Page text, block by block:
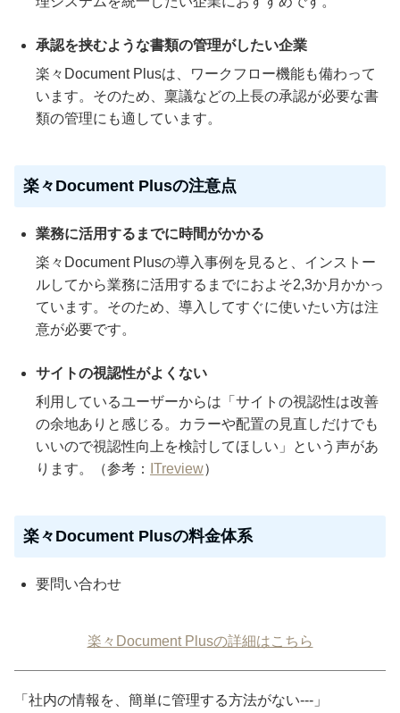
承認を挟むような書類の管理がしたい企業
楽々Document Plusは、ワークフロー機能も備わって
います。そのため、稟議などの上長の承認が必要な書
類の管理にも適しています。
楽々Document Plusの注意点
業務に活用するまでに時間がかかる
楽々Document Plusの導入事例を見ると、インストー
ルしてから業務に活用するまでにおよそ2,3か月かかっ
ています。そのため、導入してすぐに使いたい方は注
意が必要です。
サイトの視認性がよくない
利用しているユーザーからは「サイトの視認性は改善
の余地ありと感じる。カラーや配置の見直しだけでも
いいので視認性向上を検討してほしい」という声があ
ります。（参考：
ITreview）
楽々Document Plusの料金体系
要問い合わせ
楽々Document Plusの詳細はこちら
「社内の情報を、簡単に管理する方法がない---」